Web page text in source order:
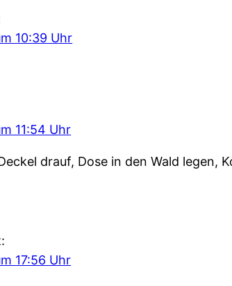
10:39 Uhr
11:54 Uhr
drauf, Dose in den Wald
17:56 Uhr